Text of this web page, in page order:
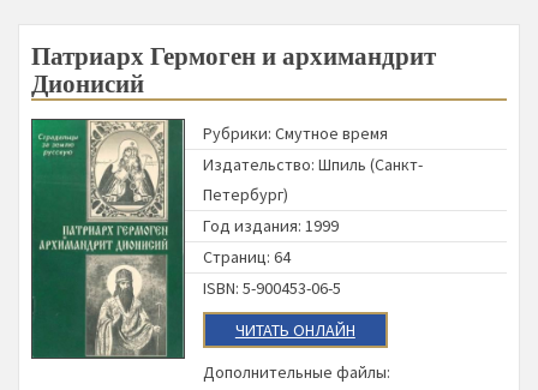
Патриарх Гермоген и архимандрит
Дионисий
Рубрики: Смутное время
Издательство: Шпиль (Санкт-
Петербург)
Год издания: 1999
Страниц: 64
ISBN: 5-900453-06-5
ЧИТАТЬ ОНЛАЙН
Дополнительные файлы: